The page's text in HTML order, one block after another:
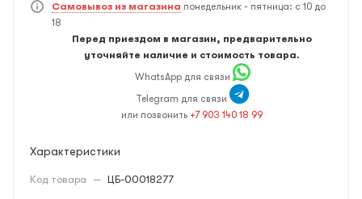
Самовывоз из магазина понедельник - пятница: с 10 до
18
Перед приездом в магазин, предварительно
уточняйте наличие и стоимость товара.
WhatsApp для связи
Telegram для связи
или позвонить +7 903 140 18 99
Характеристики
Код товара — ЦБ-00018277